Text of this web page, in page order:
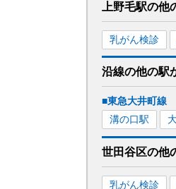
上野毛駅の他
乳がん検診
沿線の他の駅
■東急大井町線
溝の口駅
世田谷区の他
乳がん検診